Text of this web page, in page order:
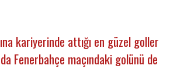
kariyerinde attığı en güzel goller
Fenerbahçe maçındaki golünü de